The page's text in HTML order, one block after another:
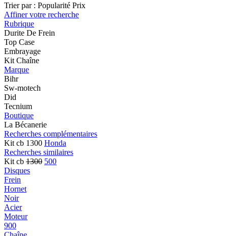
Trier par : Popularité Prix
Affiner votre recherche
Rubrique
Durite De Frein
Top Case
Embrayage
Kit Chaîne
Marque
Bihr
Sw-motech
Did
Tecnium
Boutique
La Bécanerie
Recherches complémentaires
Kit cb 1300 Honda
Recherches similaires
Kit cb 1300 500
Disques
Frein
Hornet
Noir
Acier
Moteur
900